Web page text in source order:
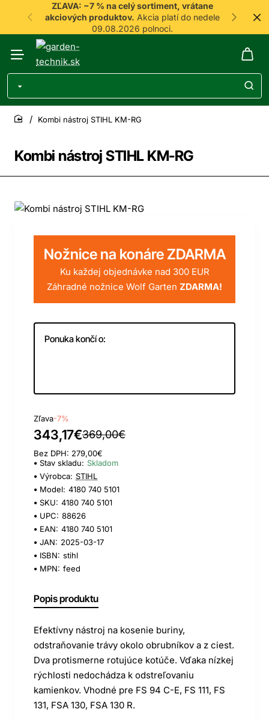
ZĽAVA: −7 % na celý sortiment, vrátane
akciových produktov. Akcia platí do nedele
09.08.2026 polnoci.
Kombi nástroj STIHL KM-RG
home
Kombi nástroj STIHL KM-RG
Nožnice na konáre ZDARMA
Ku každej objednávke nad 300 EUR
Záhradné nožnice Wolf Garten ZDARMA!
Ponuka končí o:
Zľava-7%
343,17€369,00€
Bez DPH: 279,00€
Stav skladu: Skladom
Výrobca: STIHL
Model: 4180 740 5101
SKU: 4180 740 5101
UPC: 88626
EAN: 4180 740 5101
JAN: 2025-03-17
ISBN: stihl
MPN: feed
Popis produktu
Efektívny nástroj na kosenie buriny,
odstraňovanie trávy okolo obrubníkov a z ciest.
Dva protismerne rotujúce kotúče. Vďaka nízkej
rýchlosti nedochádza k odstreľovaniu
kamienkov. Vhodné pre FS 94 C-E, FS 111, FS
131, FSA 130, FSA 130 R.